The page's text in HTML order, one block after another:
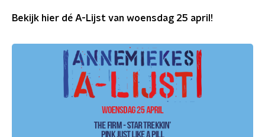
Bekijk hier dé A-Lijst van woensdag 25 april!